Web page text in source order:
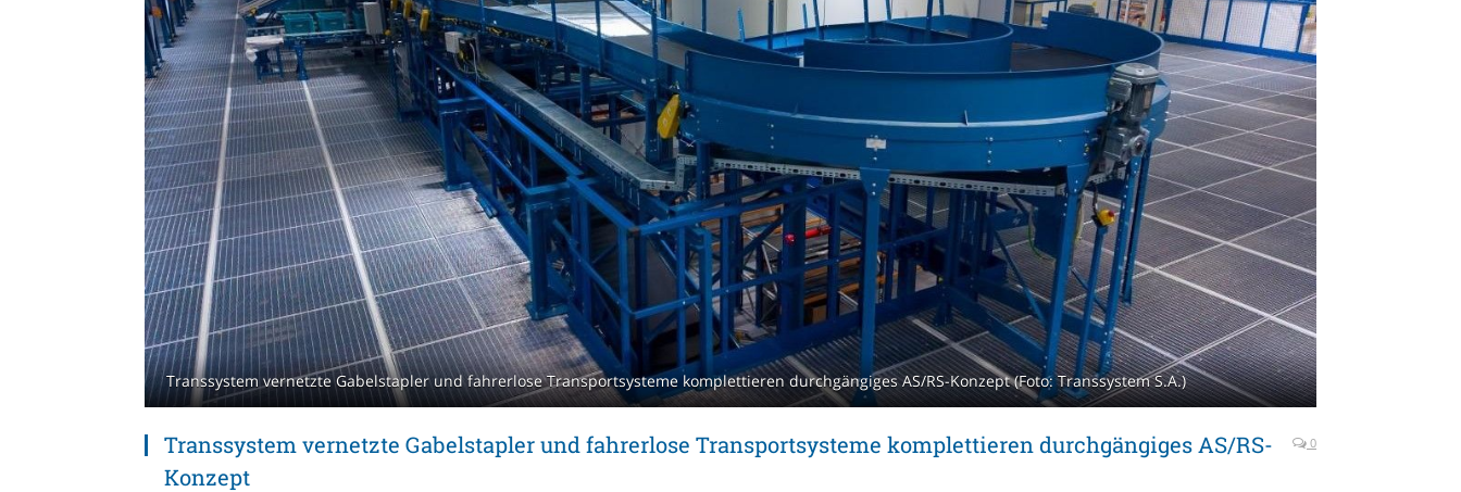
Transsystem vernetzte Gabelstapler und fahrerlose Transportsysteme komplettieren durchgängiges AS/RS-Konzept (Foto: Transsystem S.A.)
Transsystem vernetzte Gabelstapler und fahrerlose Transportsysteme komplettieren durchgängiges AS/RS-
Konzept
0